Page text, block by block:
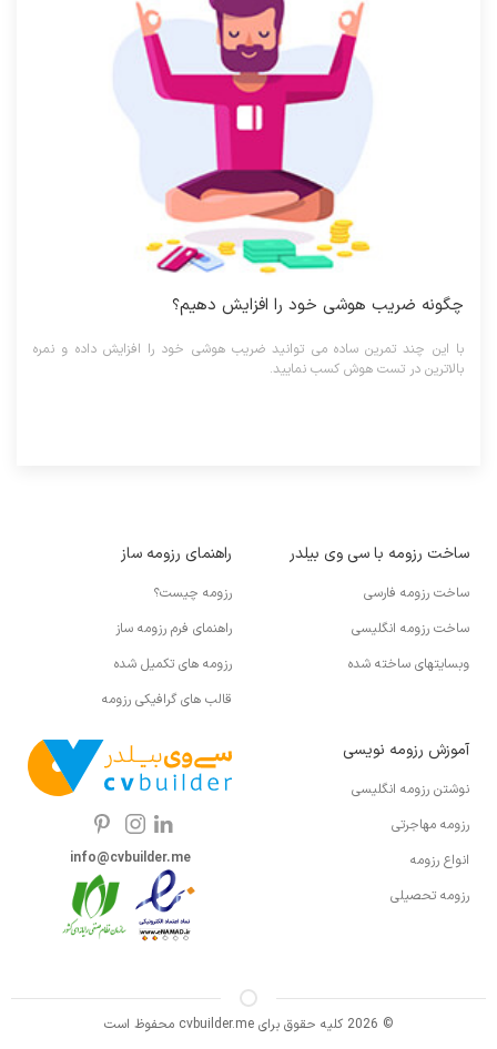
چگونه ضریب هوشی خود را افزایش دهیم؟
با این چند تمرین ساده می توانید ضریب هوشی خود را افزایش داده و نمره
بالاترین در تست هوش کسب نمایید.
ساخت رزومه با سی وی بیلدر
ساخت رزومه فارسی
ساخت رزومه انگلیسی
وبسایتهای ساخته شده
راهنمای رزومه ساز
رزومه چیست؟
راهنمای فرم رزومه ساز
رزومه های تکمیل شده
قالب های گرافیکی رزومه
آموزش رزومه نویسی
نوشتن رزومه انگلیسی
رزومه مهاجرتی
انواع رزومه
رزومه تحصیلی
info@cvbuilder.me
© 2026 کلیه حقوق برای cvbuilder.me محفوظ است